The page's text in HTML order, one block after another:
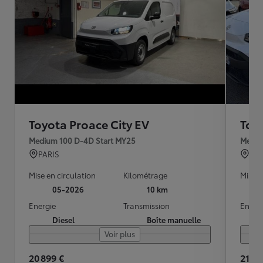
Toyota Proace City EV
Medium 100 D-4D Start MY25
PARIS
Mise en circulation
05-2026
Kilométrage
10 km
Energie
Diesel
Transmission
Boîte manuelle
Voir plus
20 899 €
Mise
21